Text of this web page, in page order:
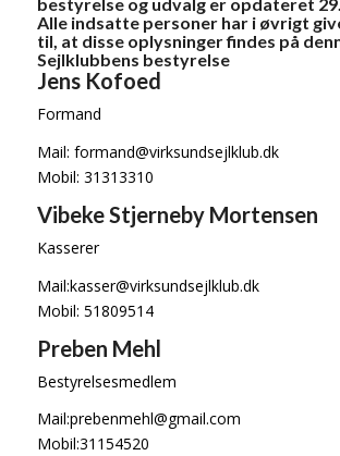
Alle indsatte personer har i øvrigt
til, at disse oplysninger findes på
Sejlklubbens bestyrelse
Jens Kofoed
Formand
Mail: formand@virksundsejlklub.dk
Mobil: 31313310
Vibeke Stjerneby Mortensen
Kasserer
Mail:kasser@virksundsejlklub.dk
Mobil: 51809514
Preben Mehl
Bestyrelsesmedlem
Mail:prebenmehl@gmail.com
Mobil:31154520